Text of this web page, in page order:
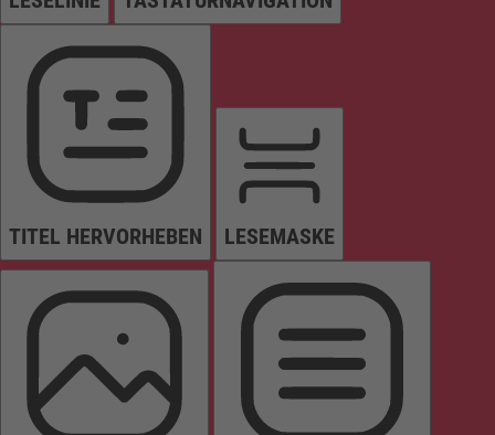
TITEL HERVORHEBEN LESEMASKE